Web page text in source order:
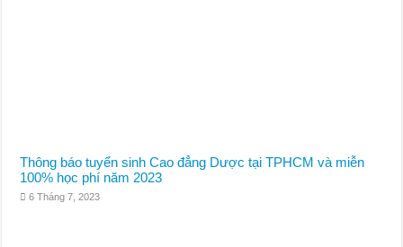
Thông báo tuyển sinh Cao đẳng Dược tại TPHCM và miễn
100% học phí năm 2023
6 Tháng 7, 2023